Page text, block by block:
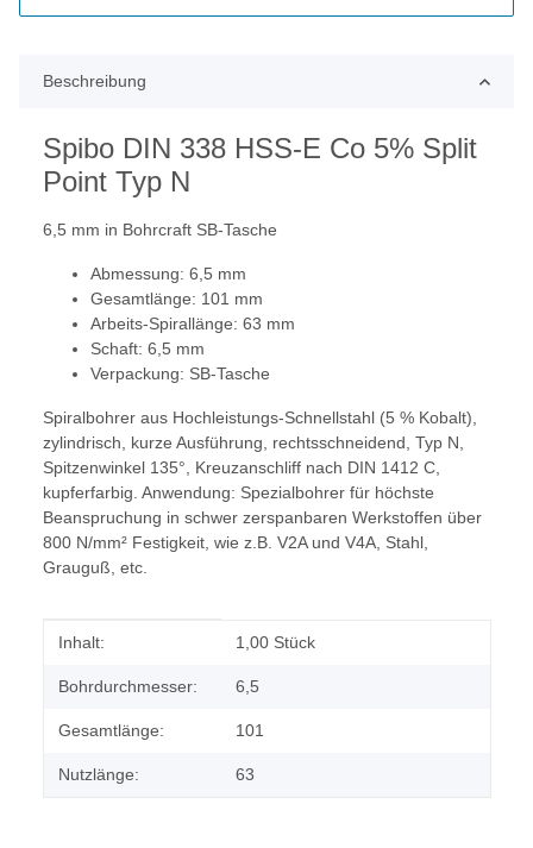
Beschreibung
Spibo DIN 338 HSS-E Co 5% Split
Point Typ N
6,5 mm in Bohrcraft SB-Tasche
Abmessung: 6,5 mm
Gesamtlänge: 101 mm
Arbeits-Spirallänge: 63 mm
Schaft: 6,5 mm
Verpackung: SB-Tasche
Spiralbohrer aus Hochleistungs-Schnellstahl (5 % Kobalt),
zylindrisch, kurze Ausführung, rechtsschneidend, Typ N,
Spitzenwinkel 135°, Kreuzanschliff nach DIN 1412 C,
kupferfarbig. Anwendung: Spezialbohrer für höchste
Beanspruchung in schwer zerspanbaren Werkstoffen über
800 N/mm² Festigkeit, wie z.B. V2A und V4A, Stahl,
Grauguß, etc.
Produkteigenschaft
Wert
Inhalt: 1,00 Stück
Bohrdurchmesser: 6,5
Gesamtlänge: 101
Nutzlänge: 63